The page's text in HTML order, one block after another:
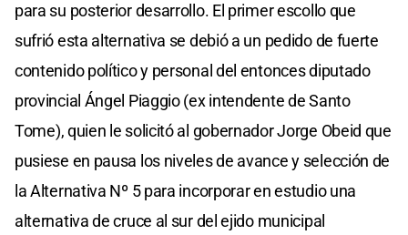
para su posterior desarrollo. El primer escollo que
sufrió esta alternativa se debió a un pedido de fuerte
contenido político y personal del entonces diputado
provincial Ángel Piaggio (ex intendente de Santo
Tome), quien le solicitó al gobernador Jorge Obeid que
pusiese en pausa los niveles de avance y selección de
la Alternativa Nº 5 para incorporar en estudio una
alternativa de cruce al sur del ejido municipal